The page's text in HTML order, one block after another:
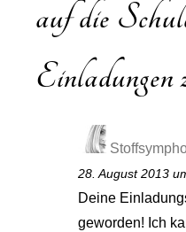
auf die
28. August 2013
Deine
geworden! Ich